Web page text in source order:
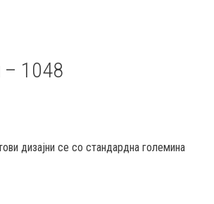
– 1048
дизајни се со стандардна големина